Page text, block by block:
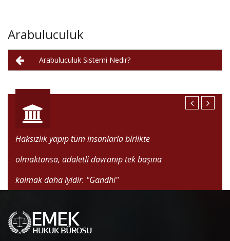
Arabuluculuk
Arabuluculuk Sistemi Nedir?
Haksızlık yapıp tüm insanlarla birlikte
olmaktansa, adaletli davranıp tek başına
kalmak daha iyidir. "Gandhi"